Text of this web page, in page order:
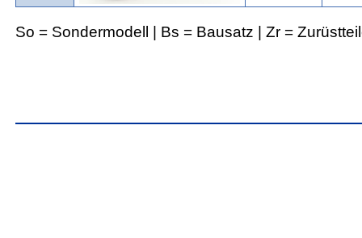
So = Sondermodell | Bs = Bausatz | Zr =